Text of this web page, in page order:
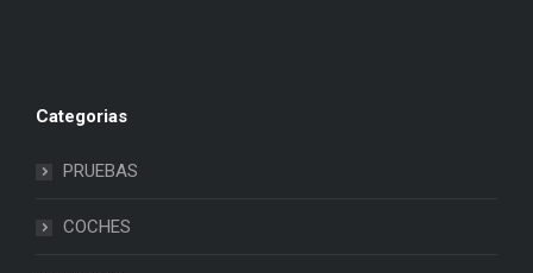
Categorias
PRUEBAS
COCHES